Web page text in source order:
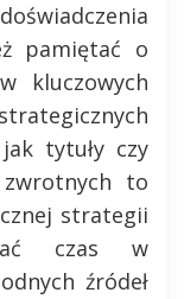
pamiętać o
kluczowych
tytuły czy
zwrotnych to
strategii
czas w
źródeł